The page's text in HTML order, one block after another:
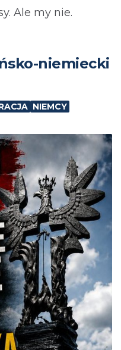
Ale my nie.
niemiecki
NIEMCY